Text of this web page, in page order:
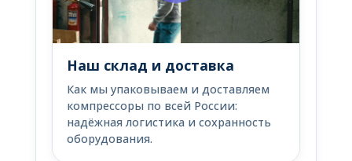
Наш склад и доставка
Как мы упаковываем и доставляем
компрессоры по всей России:
надёжная логистика и сохранность
оборудования.